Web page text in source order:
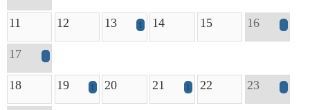
11 12 13 1 14 15 16 2
17 2
18 19 1 20 21 1 22 23 2